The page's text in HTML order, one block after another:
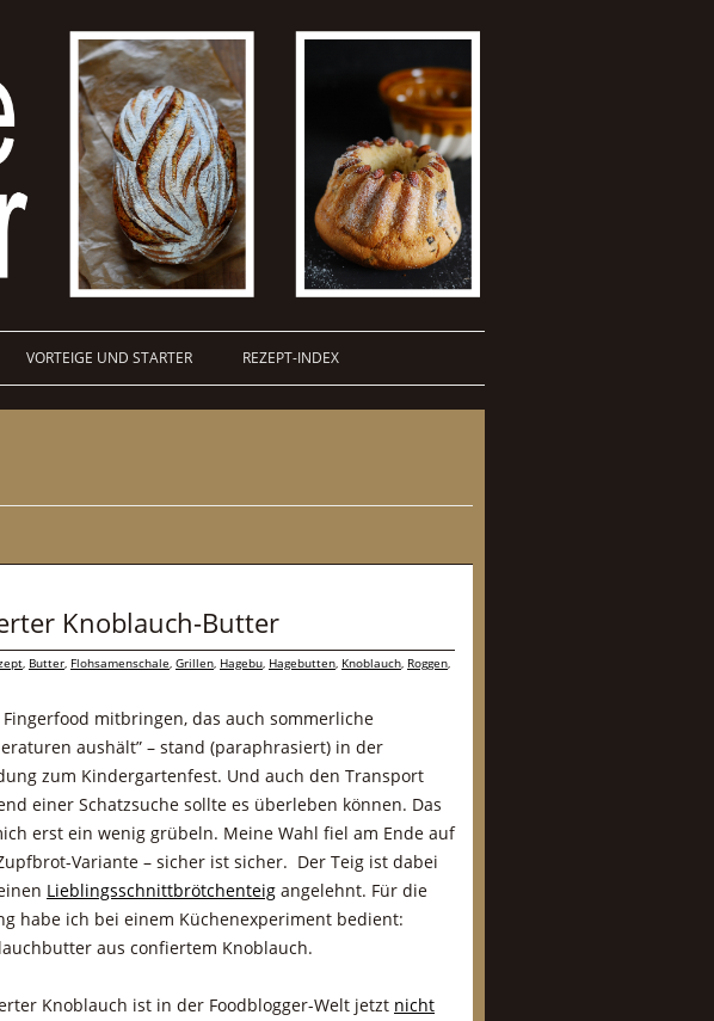
VORTEIGE UND STARTER REZEPT-INDEX
Knoblauch-Butter
, Butter, Flohsamenschale, Grillen, Hagebu, Hagebutten, Knoblauch, Roggen,
Fingerfood mitbringen, das auch sommerliche
aushält” – stand (paraphrasiert) in der
zum Kindergartenfest. Und auch den Transport
einer Schatzsuche sollte es überleben können. Das
erst ein wenig grübeln. Meine Wahl fiel am Ende auf
Variante – sicher ist sicher. Der Teig ist dabei
Lieblingsschnittbrötchenteig angelehnt. Für die
habe ich bei einem Küchenexperiment bedient:
aus confiertem Knoblauch.
Knoblauch ist in der Foodblogger-Welt jetzt nicht